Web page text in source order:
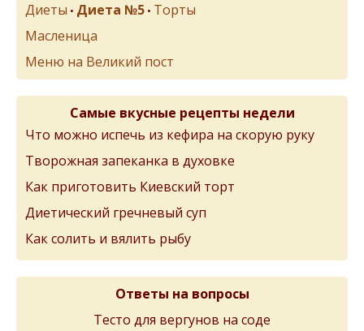
Диеты • Диета №5 • Торты
Масленица
Меню на Великий пост
Самые вкусные рецепты недели
Что можно испечь из кефира на скорую руку
Творожная запеканка в духовке
Как приготовить Киевский торт
Диетический гречневый суп
Как солить и вялить рыбу
Ответы на вопросы
Тесто для вергунов на соде